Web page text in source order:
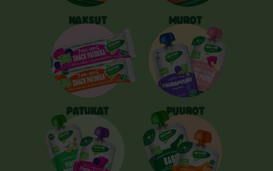
NAKSUT MUROT
PATUKAT PUUROT